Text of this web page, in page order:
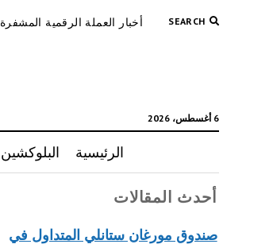
SEARCH أخبار العملة الرقمية المشفرة
6 أغسطس، 2026
الرئيسية البلوكشين Blockchain
أحدث المقالات
صندوق مورغان ستانلي المتداول في